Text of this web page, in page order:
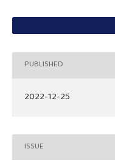
PUBLISHED
2022-12-25
ISSUE